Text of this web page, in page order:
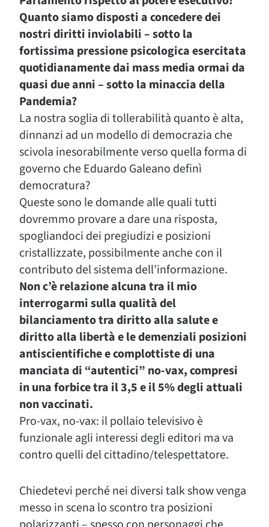
Quanto siamo disposti a concedere dei
nostri diritti inviolabili – sotto la
fortissima pressione psicologica esercitata
quotidianamente dai mass media ormai da
quasi due anni – sotto la minaccia della
Pandemia?
La nostra soglia di tollerabilità quanto è alta,
dinnanzi ad un modello di democrazia che
scivola inesorabilmente verso quella forma di
governo che Eduardo Galeano definì
democratura?
Queste sono le domande alle quali tutti
dovremmo provare a dare una risposta,
spogliandoci dei pregiudizi e posizioni
cristallizzate, possibilmente anche con il
contributo del sistema dell’informazione.
Non c’è relazione alcuna tra il mio
interrogarmi sulla qualità del
bilanciamento tra diritto alla salute e
diritto alla libertà e le demenziali posizioni
antiscientifiche e complottiste di una
manciata di “autentici” no-vax, compresi
in una forbice tra il 3,5 e il 5% degli attuali
non vaccinati.
Pro-vax, no-vax: il pollaio televisivo è
funzionale agli interessi degli editori ma va
contro quelli del cittadino/telespettatore.
Chiedetevi perché nei diversi talk show venga
messo in scena lo scontro tra posizioni